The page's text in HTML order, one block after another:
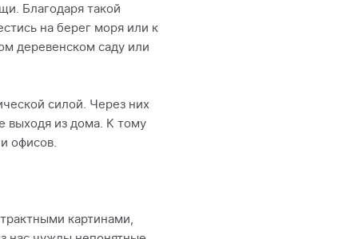
Благодаря такой
на берег моря или к
деревенском саду или
силой. Через них
выходя из дома. К тому
офисов.
картинами,